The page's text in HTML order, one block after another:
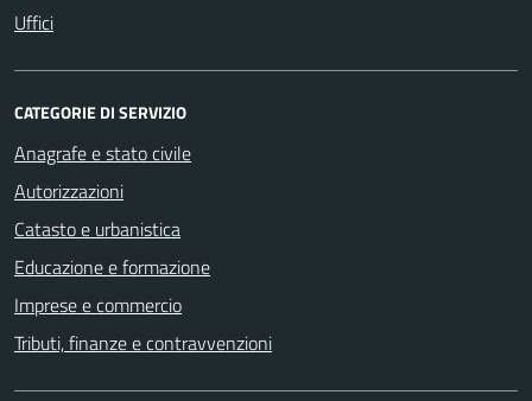
Uffici
CATEGORIE DI SERVIZIO
Anagrafe e stato civile
Autorizzazioni
Catasto e urbanistica
Educazione e formazione
Imprese e commercio
Tributi, finanze e contravvenzioni